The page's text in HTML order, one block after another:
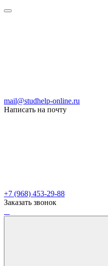
mail@studhelp-online.ru
Написать на почту
+7 (968) 453-29-88
Заказать звонок